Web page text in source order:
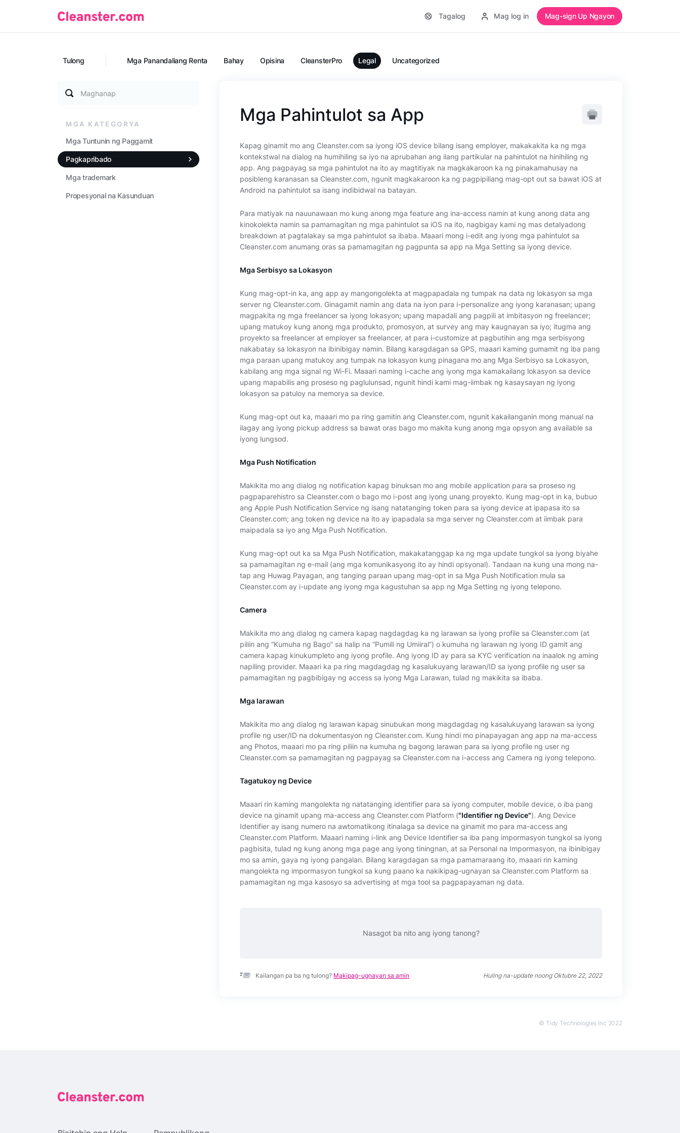
Tagalog Mag log in Mag-sign Up Ngayon
Tulong Mga Panandaliang Renta Bahay Opisina CleansterPro Legal Uncategorized
Maghanap
MGA KATEGORYA
Mga Tuntunin ng Paggamit
Pagkapribado
Mga trademark
Propesyonal na Kasunduan
Mga Pahintulot sa App
Kapag ginamit mo ang Cleanster.com sa iyong iOS device bilang isang employer, makakakita ka ng mga
kontekstwal na dialog na humihiling sa iyo na aprubahan ang ilang partikular na pahintulot na hinihiling ng
app. Ang pagpayag sa mga pahintulot na ito ay magtitiyak na magkakaroon ka ng pinakamahusay na
posibleng karanasan sa Cleanster.com, ngunit magkakaroon ka ng pagpipiliang mag-opt out sa bawat iOS at
Android na pahintulot sa isang indibidwal na batayan.
Para matiyak na nauunawaan mo kung anong mga feature ang ina-access namin at kung anong data ang
kinokolekta namin sa pamamagitan ng mga pahintulot sa iOS na ito, nagbigay kami ng mas detalyadong
breakdown at pagtalakay sa mga pahintulot sa ibaba. Maaari mong i-edit ang iyong mga pahintulot sa
Cleanster.com anumang oras sa pamamagitan ng pagpunta sa app na Mga Setting sa iyong device.
Mga Serbisyo sa Lokasyon
Kung mag-opt-in ka, ang app ay mangongolekta at magpapadala ng tumpak na data ng lokasyon sa mga
server ng Cleanster.com. Ginagamit namin ang data na iyon para i-personalize ang iyong karanasan; upang
magpakita ng mga freelancer sa iyong lokasyon; upang mapadali ang pagpili at imbitasyon ng freelancer;
upang matukoy kung anong mga produkto, promosyon, at survey ang may kaugnayan sa iyo; itugma ang
proyekto sa freelancer at employer sa freelancer, at para i-customize at pagbutihin ang mga serbisyong
nakabatay sa lokasyon na ibinibigay namin. Bilang karagdagan sa GPS, maaari kaming gumamit ng iba pang
mga paraan upang matukoy ang tumpak na lokasyon kung pinagana mo ang Mga Serbisyo sa Lokasyon,
kabilang ang mga signal ng Wi-Fi. Maaari naming i-cache ang iyong mga kamakailang lokasyon sa device
upang mapabilis ang proseso ng paglulunsad, ngunit hindi kami mag-iimbak ng kasaysayan ng iyong
lokasyon sa patuloy na memorya sa device.
Kung mag-opt out ka, maaari mo pa ring gamitin ang Cleanster.com, ngunit kakailanganin mong manual na
ilagay ang iyong pickup address sa bawat oras bago mo makita kung anong mga opsyon ang available sa
iyong lungsod.
Mga Push Notification
Makikita mo ang dialog ng notification kapag binuksan mo ang mobile application para sa proseso ng
pagpaparehistro sa Cleanster.com o bago mo i-post ang iyong unang proyekto. Kung mag-opt in ka, bubuo
ang Apple Push Notification Service ng isang natatanging token para sa iyong device at ipapasa ito sa
Cleanster.com; ang token ng device na ito ay ipapadala sa mga server ng Cleanster.com at iimbak para
maipadala sa iyo ang Mga Push Notification.
Kung mag-opt out ka sa Mga Push Notification, makakatanggap ka ng mga update tungkol sa iyong biyahe
sa pamamagitan ng e-mail (ang mga komunikasyong ito ay hindi opsyonal). Tandaan na kung una mong na-
tap ang Huwag Payagan, ang tanging paraan upang mag-opt in sa Mga Push Notification mula sa
Cleanster.com ay i-update ang iyong mga kagustuhan sa app ng Mga Setting ng iyong telepono.
Camera
Makikita mo ang dialog ng camera kapag nagdagdag ka ng larawan sa iyong profile sa Cleanster.com (at
piliin ang “Kumuha ng Bago” sa halip na “Pumili ng Umiiral”) o kumuha ng larawan ng iyong ID gamit ang
camera kapag kinukumpleto ang iyong profile. Ang iyong ID ay para sa KYC verification na inaalok ng aming
napiling provider. Maaari ka pa ring magdagdag ng kasalukuyang larawan/ID sa iyong profile ng user sa
pamamagitan ng pagbibigay ng access sa iyong Mga Larawan, tulad ng makikita sa ibaba.
Mga larawan
Makikita mo ang dialog ng larawan kapag sinubukan mong magdagdag ng kasalukuyang larawan sa iyong
profile ng user/ID na dokumentasyon ng Cleanster.com. Kung hindi mo pinapayagan ang app na ma-access
ang Photos, maaari mo pa ring piliin na kumuha ng bagong larawan para sa iyong profile ng user ng
Cleanster.com sa pamamagitan ng pagpayag sa Cleanster.com na i-access ang Camera ng iyong telepono.
Tagatukoy ng Device
Maaari rin kaming mangolekta ng natatanging identifier para sa iyong computer, mobile device, o iba pang
device na ginamit upang ma-access ang Cleanster.com Platform ("Identifier ng Device"). Ang Device
Identifier ay isang numero na awtomatikong itinalaga sa device na ginamit mo para ma-access ang
Cleanster.com Platform. Maaari naming i-link ang Device Identifier sa iba pang impormasyon tungkol sa iyong
pagbisita, tulad ng kung anong mga page ang iyong tiningnan, at sa Personal na Impormasyon, na ibinibigay
mo sa amin, gaya ng iyong pangalan. Bilang karagdagan sa mga pamamaraang ito, maaari rin kaming
mangolekta ng impormasyon tungkol sa kung paano ka nakikipag-ugnayan sa Cleanster.com Platform sa
pamamagitan ng mga kasosyo sa advertising at mga tool sa pagpapayaman ng data.
Nasagot ba nito ang iyong tanong?
Kailangan pa ba ng tulong? Makipag-ugnayan sa amin Huling na-update noong Oktubre 22, 2022
© Tidy Technologies Inc 2022